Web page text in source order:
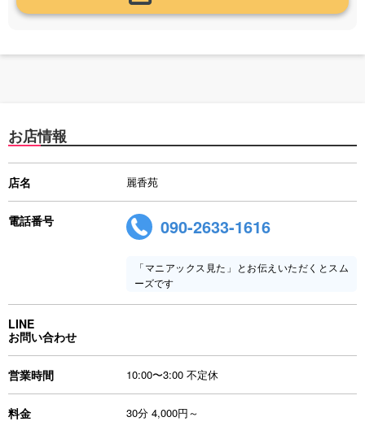
お店情報
店名 麗香苑
電話番号 090-2633-1616
「マニアックス見た」とお伝えいただくとスム
ーズです
LINE
お問い合わせ
営業時間 10:00〜3:00 不定休
料金 30分 4,000円～